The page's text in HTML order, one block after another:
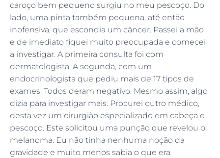
caroço bem pequeno surgiu no meu pescoço. Do
lado, uma pinta também pequena, até então
inofensiva, que escondia um câncer. Passei a mão
e de imediato fiquei muito preocupada e comecei
a investigar. A primeira consulta foi com
dermatologista. A segunda, com um
endocrinologista que pediu mais de 17 tipos de
exames. Todos deram negativo. Mesmo assim, algo
dizia para investigar mais. Procurei outro médico,
desta vez um cirurgião especializado em cabeça e
pescoço. Este solicitou uma punção que revelou o
melanoma. Eu não tinha nenhuma noção da
gravidade e muito menos sabia o que era